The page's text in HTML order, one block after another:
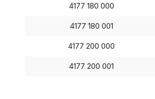
4177 180 000
4177 180 001
4177 200 000
4177 200 001